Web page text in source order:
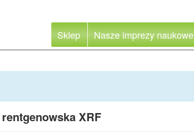
Sklep Nasze imprezy naukowe
XRF